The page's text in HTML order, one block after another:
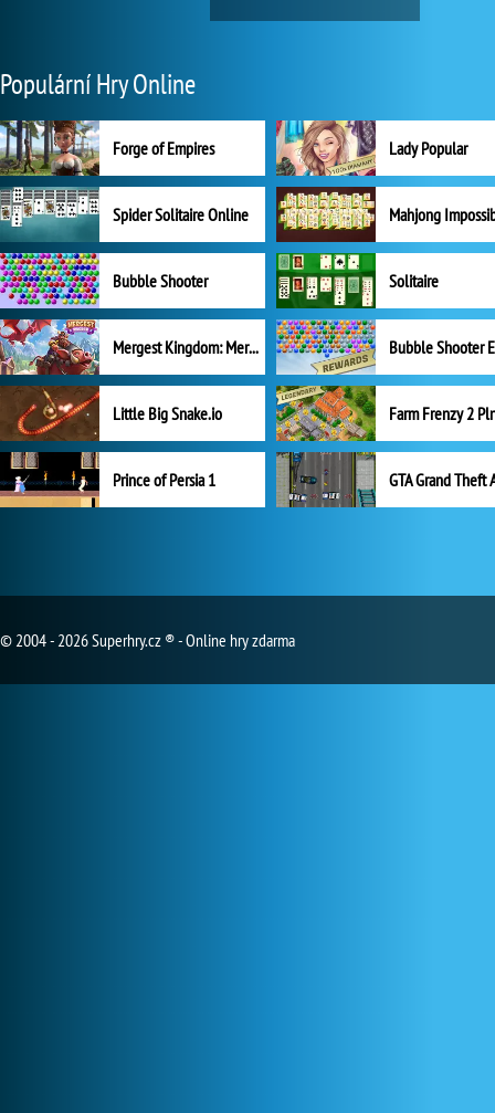
Populární Hry Online
Forge of Empires Lady Popular
Spider Solitaire Online Mahjong
Bubble Shooter Solitaire
Mergest Kingdom: Merge Puzzle
Little Big Snake.io
Prince of Persia 1 GTA Grand Theft
© 2004 - 2026 Superhry.cz ® - Online hry zdarma